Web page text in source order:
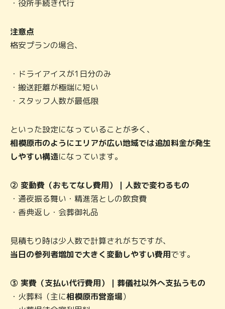
・役所手続き代行
注意点
格安プランの場合、
・ドライアイスが1日分のみ
・搬送距離が極端に短い
・スタッフ人数が最低限
といった設定になっていることが多く、
相模原市のようにエリアが広い地域では追加料金が発生
しやすい構造になっています。
② 変動費（おもてなし費用）｜人数で変わるもの
・通夜振る舞い・精進落としの飲食費
・香典返し・会葬御礼品
見積もり時は少人数で計算されがちですが、
当日の参列者増加で大きく変動しやすい費用です。
③ 実費（支払い代行費用）｜葬儀社以外へ支払うもの
・火葬料（主に相模原市営斎場）